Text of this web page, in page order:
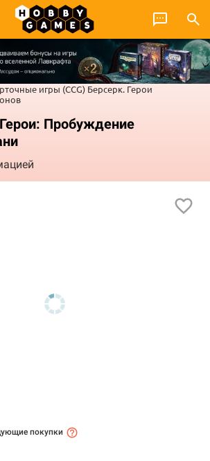
игры (CCG) Берсерк. Герои
Пробуждение
покупки